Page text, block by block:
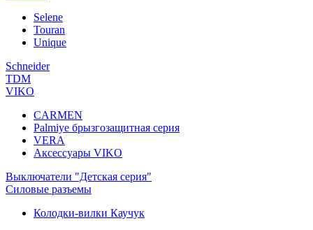
Selene
Touran
Unique
Schneider
TDM
VIKO
CARMEN
Palmiye брызгозащитная серия
VERA
Аксессуары VIKO
Выключатели "Детская серия"
Силовые разъемы
Колодки-вилки Каучук